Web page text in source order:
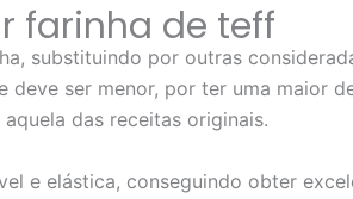
farinha de teff
substituindo por outras
deve ser menor, por ter uma maior
das receitas originais.
e elástica, conseguindo obter